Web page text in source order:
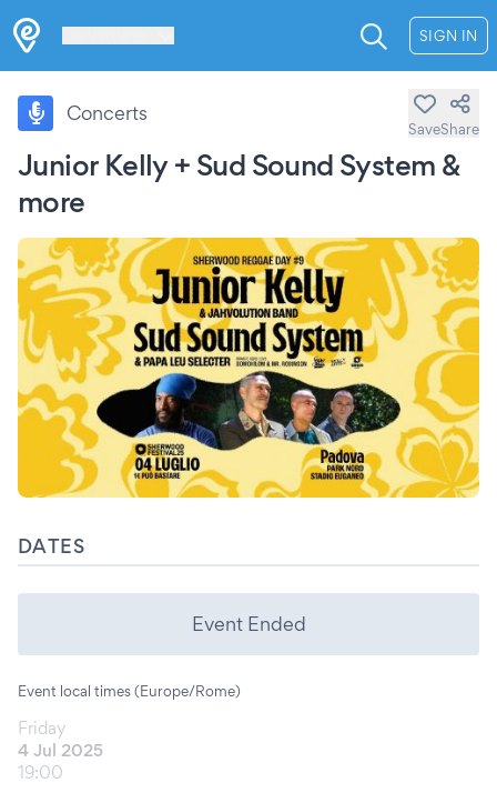
SIGN IN
Junior Kelly + Sud Sound System &
more
Concerts
SaveShare
DATES
Event Ended
Event local times (Europe/Rome)
Friday
4 Jul 2025
19:00